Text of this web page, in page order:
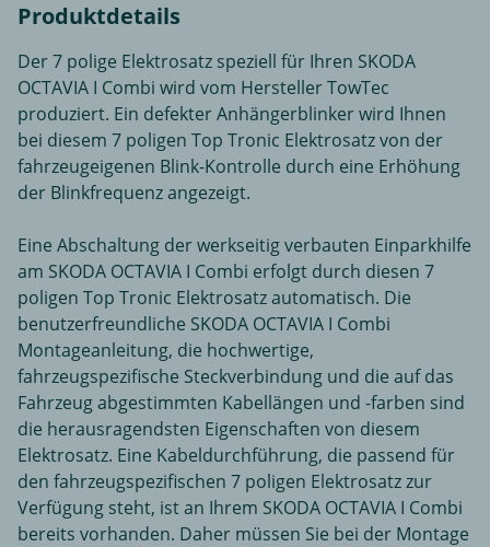
Produktdetails
Der 7 polige Elektrosatz speziell für Ihren SKODA
OCTAVIA I Combi wird vom Hersteller TowTec
produziert. Ein defekter Anhängerblinker wird Ihnen
bei diesem 7 poligen Top Tronic Elektrosatz von der
fahrzeugeigenen Blink-Kontrolle durch eine Erhöhung
der Blinkfrequenz angezeigt.
Eine Abschaltung der werkseitig verbauten Einparkhilfe
am SKODA OCTAVIA I Combi erfolgt durch diesen 7
poligen Top Tronic Elektrosatz automatisch. Die
benutzerfreundliche SKODA OCTAVIA I Combi
Montageanleitung, die hochwertige,
fahrzeugspezifische Steckverbindung und die auf das
Fahrzeug abgestimmten Kabellängen und -farben sind
die herausragendsten Eigenschaften von diesem
Elektrosatz. Eine Kabeldurchführung, die passend für
den fahrzeugspezifischen 7 poligen Elektrosatz zur
Verfügung steht, ist an Ihrem SKODA OCTAVIA I Combi
bereits vorhanden. Daher müssen Sie bei der Montage